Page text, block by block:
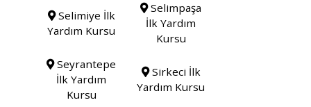
Selimiye İlk
Yardım Kursu
Selimpaşa
İlk Yardım
Kursu
Seyrantepe
İlk Yardım
Kursu
Sirkeci İlk
Yardım Kursu